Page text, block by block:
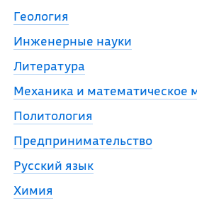
Геология
Инженерные науки
Литература
Механика и математическое
Политология
Предпринимательство
Русский язык
Химия